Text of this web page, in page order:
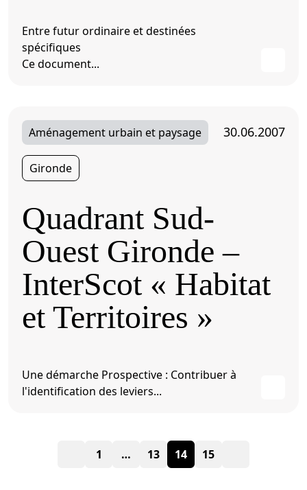
Entre futur ordinaire et destinées
spécifiques
Ce document...
Aménagement urbain et paysage 30.06.2007
Gironde
Quadrant Sud-
Ouest Gironde –
InterScot « Habitat
et Territoires »
Une démarche Prospective : Contribuer à
l'identification des leviers...
Pagination
1 … 13 14 15